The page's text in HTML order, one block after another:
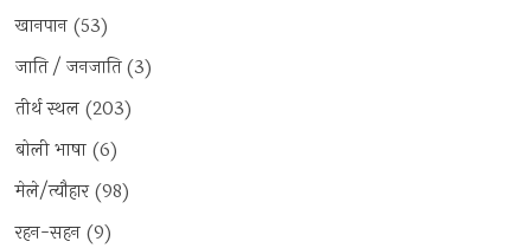
खानपान (53)
जाति / जनजाति(3)
तीर्थ स्थल (203)
बोली भाषा (6)
मेले/त्यौहार(98)
रहन-सहन (9)